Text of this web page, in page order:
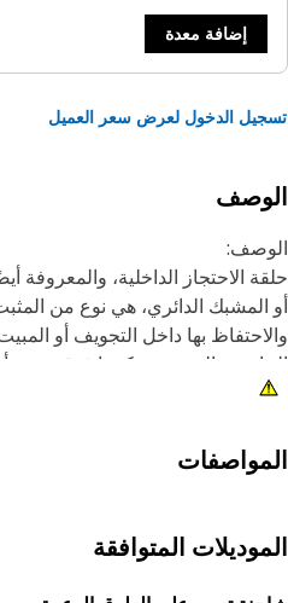
إضافة معدة
الدخول لعرض سعر العميل
الاحتجاز الداخلية، والمعروفة
الدائري، هي نوع من المثبت
بها داخل التجويف أو
التي يتم تركيبها فوق عمود
الداخلية داخل تجويف أو حز
أو إزاحة المكونات داخل
احتجاز، حيث تثبت المكونات
بمواصفات دقيقة، كما يتم
المتوافقة